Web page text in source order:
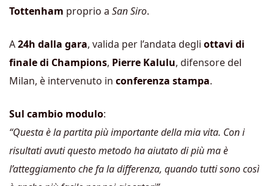
Tottenham proprio a San Siro.
A24h dalla gara, valida per l’andata degli ottavi di
finale di Champions, Pierre Kalulu, difensore del
Milan, è intervenuto in conferenza stampa.
Sul cambio modulo:
“Questa è la partita più importante della mia vita. Con i
risultati avuti questo metodo ha aiutato di più ma è
l’atteggiamento che fa la differenza, quando tutti sono così